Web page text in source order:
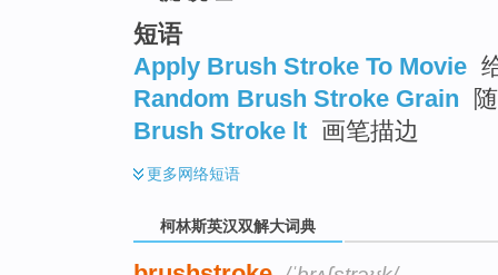
短语
Apply Brush Stroke To Movie
Random Brush Stroke Grain
Brush Stroke lt 画笔描边
更多网络短语
柯林斯英汉双解大词典